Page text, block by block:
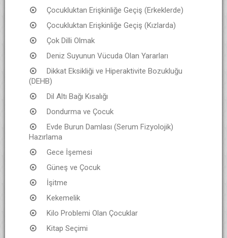
Çocukluktan Erişkinliğe Geçiş (Erkeklerde)
Çocukluktan Erişkinliğe Geçiş (Kızlarda)
Çok Dilli Olmak
Deniz Suyunun Vücuda Olan Yararları
Dikkat Eksikliği ve Hiperaktivite Bozukluğu
(DEHB)
Dil Altı Bağı Kısalığı
Dondurma ve Çocuk
Evde Burun Damlası (Serum Fizyolojik)
Hazırlama
Gece İşemesi
Güneş ve Çocuk
İşitme
Kekemelik
Kilo Problemi Olan Çocuklar
Kitap Seçimi